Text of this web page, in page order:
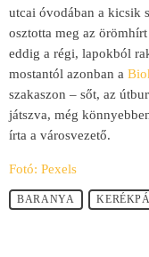
utcai óvodában a kicsik
osztotta meg az
eddig a régi, lapokból
mostantól azonban a
szakaszon – sőt, az
játszva, még
írta a városvezető.
Fotó: Pexels
BARANYA